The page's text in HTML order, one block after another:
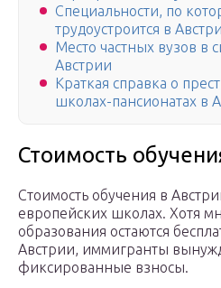
Специальности, по
трудоустроится в
Место частных вузов в
Австрии
Краткая справка о
школах-пансионатах в
Стоимость
Стоимость обучения в
европейских школах. Хотя
образования остаются
Австрии, иммигранты
фиксированные взносы.